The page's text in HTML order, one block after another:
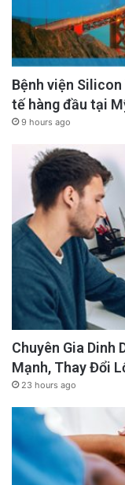
Bệnh viện
tế hàng đầu tại
9 hours ago
Chuyên Gia Dinh
Mạnh, Thay Đổi
23 hours ago